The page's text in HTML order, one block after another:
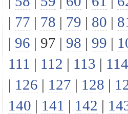
| 77 | 78 | 79 | 80 |
| 96 | 97 | 98 | 99 |
111 | 112 | 113 | 114
| 126 | 127 | 128 |
140 | 141 | 142 |